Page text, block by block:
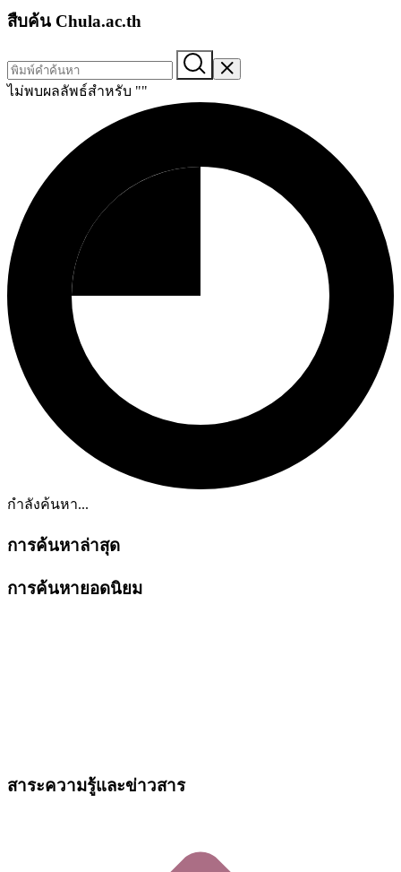
สืบค้น Chula.ac.th
ไม่พบผลลัพธ์สำหรับ ""
กำลังค้นหา...
การค้นหาล่าสุด
การค้นหายอดนิยม
สาระความรู้และข่าวสาร